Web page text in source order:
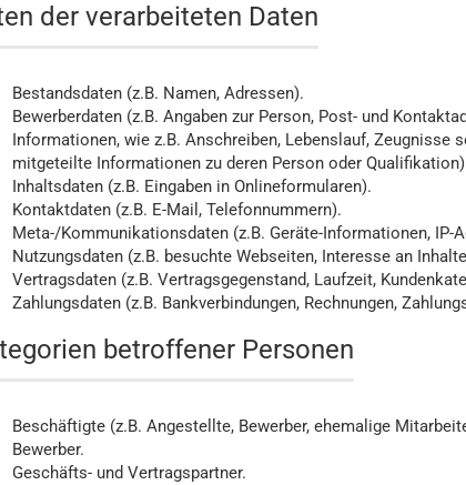
der verarbeiteten Daten
Bestandsdaten (z.B. Namen, Adressen).
Bewerberdaten (z.B. Angaben zur Person, Post- und
Informationen, wie z.B. Anschreiben, Lebenslauf,
mitgeteilte Informationen zu deren Person oder
Inhaltsdaten (z.B. Eingaben in Onlineformularen).
Kontaktdaten (z.B. E-Mail, Telefonnummern).
Meta-/Kommunikationsdaten (z.B. Geräte-Informationen, IP-
Nutzungsdaten (z.B. besuchte Webseiten, Interesse an
Vertragsdaten (z.B. Vertragsgegenstand, Laufzeit,
Zahlungsdaten (z.B. Bankverbindungen, Rechnungen,
betroffener Personen
Beschäftigte (z.B. Angestellte, Bewerber, ehemalige
Bewerber.
Geschäfts- und Vertragspartner.